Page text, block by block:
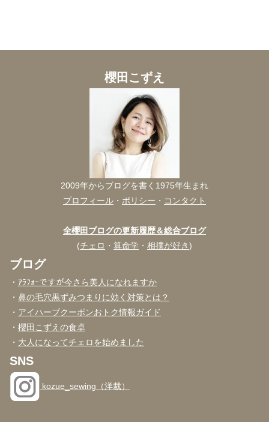
櫻田こずえ
2009年からブログを書く1975年生まれ
プロフィール ・ ポリシー ・ コンタクト
全櫻田ブログの更新履歴＆総合ブログ
(チェロ ・ 算命学 ・ 相撲が好き)
ブログ
・ ｱﾗﾌｫｰですが今さら美人になれますか
・ 鼻の毛穴黒ずみつまりに効く対策とは？
・ アイハーブクーポンおトク情報ガイド
・ 櫻田こずえの食卓
・ 大人になってチェロを始めました
SNS
kozue_sewing（洋裁）